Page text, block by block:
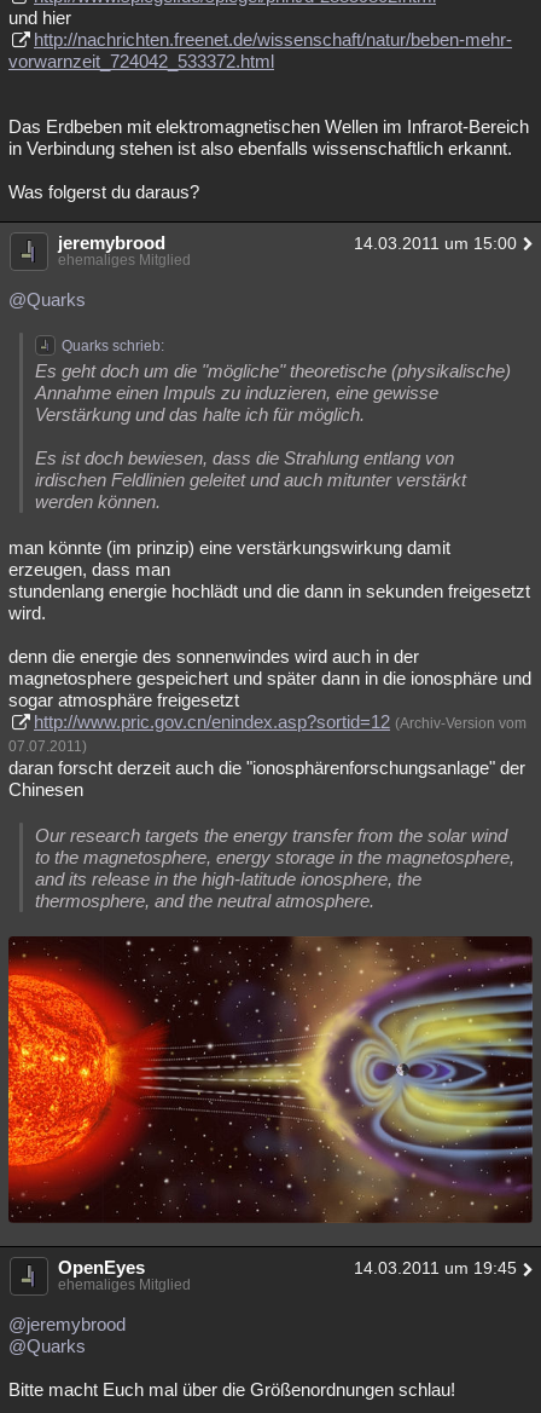
und hier
http://nachrichten.freenet.de/wissenschaft/natur/beben-mehr-
vorwarnzeit_724042_533372.html
Das Erdbeben mit elektromagnetischen Wellen im Infrarot-Bereich
in Verbindung stehen ist also ebenfalls wissenschaftlich erkannt.
Was folgerst du daraus?
jeremybrood 14.03.2011 um 15:00
ehemaliges Mitglied
@Quarks
Quarks schrieb:
Es geht doch um die "mögliche" theoretische (physikalische)
Annahme einen Impuls zu induzieren, eine gewisse
Verstärkung und das halte ich für möglich.
Es ist doch bewiesen, dass die Strahlung entlang von
irdischen Feldlinien geleitet und auch mitunter verstärkt
werden können.
man könnte (im prinzip) eine verstärkungswirkung damit
erzeugen, dass man
stundenlang energie hochlädt und die dann in sekunden freigesetzt
wird.
denn die energie des sonnenwindes wird auch in der
magnetosphere gespeichert und später dann in die ionosphäre und
sogar atmosphäre freigesetzt
http://www.pric.gov.cn/enindex.asp?sortid=12 (Archiv-Version vom
07.07.2011)
daran forscht derzeit auch die "ionosphärenforschungsanlage" der
Chinesen
Our research targets the energy transfer from the solar wind
to the magnetosphere, energy storage in the magnetosphere,
and its release in the high-latitude ionosphere, the
thermosphere, and the neutral atmosphere.
OpenEyes 14.03.2011 um 19:45
ehemaliges Mitglied
@jeremybrood
@Quarks
Bitte macht Euch mal über die Größenordnungen schlau!